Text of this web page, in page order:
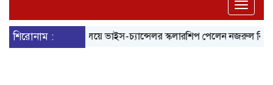
Toggle
শিরোনাম :
ব্রুনেল বিশ্ববিদ্যালয়ে ভাইস-চ্যান্সেলর স্কলারশিপ পেলেন নজরুল